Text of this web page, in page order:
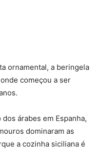
ornamental, a beringela
começou a ser
árabes em Espanha,
dominaram as
a cozinha siciliana é